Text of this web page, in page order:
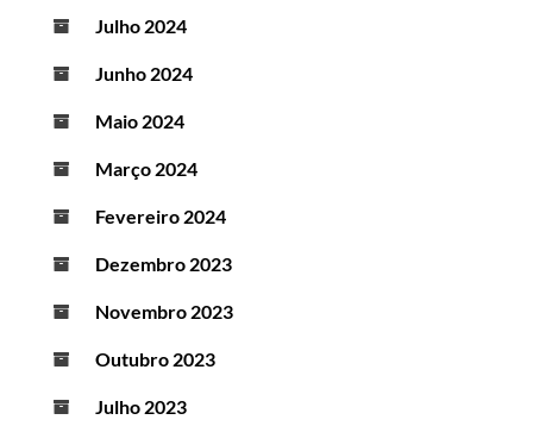
Julho 2024
Junho 2024
Maio 2024
Março 2024
Fevereiro 2024
Dezembro 2023
Novembro 2023
Outubro 2023
Julho 2023